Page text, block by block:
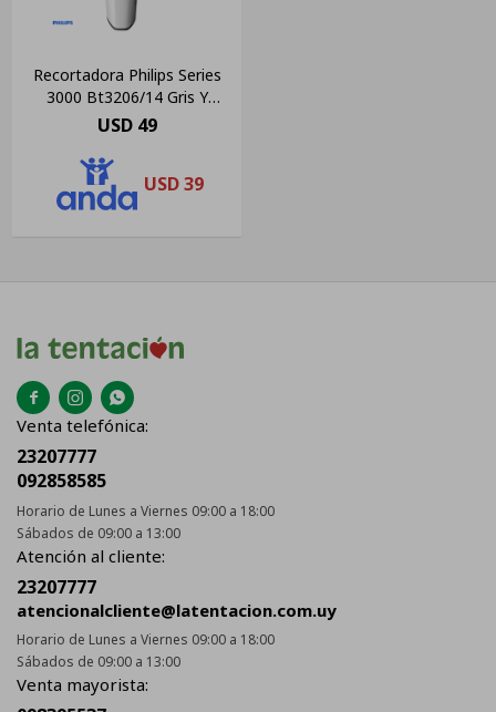
Recortadora Philips Series
3000 Bt3206/14 Gris Y
Negra
USD 49
USD39
  
Venta telefónica:
23207777
092858585
Horario de Lunes a Viernes 09:00 a 18:00
Sábados de 09:00 a 13:00
Atención al cliente:
23207777
atencionalcliente@latentacion.com.uy
Horario de Lunes a Viernes 09:00 a 18:00
Sábados de 09:00 a 13:00
Venta mayorista: